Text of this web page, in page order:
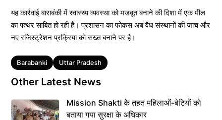
यह कार्रवाई बाराबंकी में स्वास्थ्य व्यवस्था को मजबूत बनाने की दिशा में एक मील
का पत्थर साबित हो रही है। प्रशासन का फोकस अब वैध संस्थानों की जांच और
नए रजिस्ट्रेशन प्रक्रिया को सख्त बनाने पर है।
Tags
Barabanki Uttar Pradesh
Other Latest News
Mission Shakti के तहत महिलाओं-बेटियों को
बताया गया सुरक्षा के अधिकार